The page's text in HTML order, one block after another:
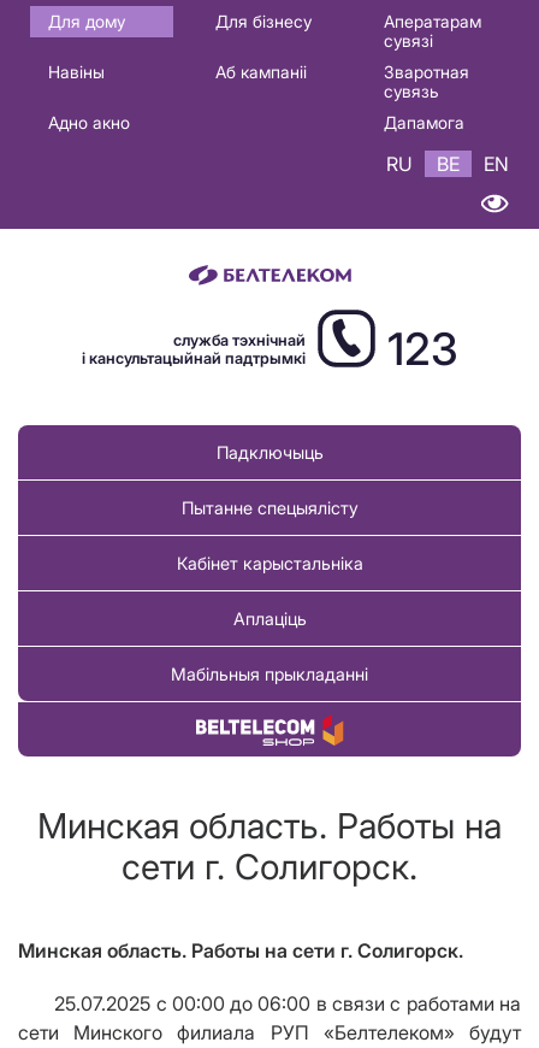
Основная
навигация
Для дому Для бізнесу
Аператарам
сувязі
Навіны
Аб кампаніі
Зваротная
сувязь
Адно акно
Дапамога
RU BE EN
служба тэхнічнай
і кансультацыйнай падтрымкі
123
Падключыць
Пытанне спецыялісту
Кабінет карыстальніка
Аплаціць
Мабільныя прыкладанні
Купіць тавар
Минская область. Работы на
сети г. Солигорск.
Минская область. Работы на сети г. Солигорск.
25.07.2025 с 00:00 до 06:00 в связи с работами на
сети Минского филиала РУП «Белтелеком» будут